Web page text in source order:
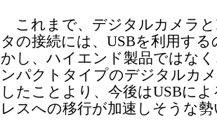
これまで、デジタルカメラ
タの接続には、USBを利用す
かし、ハイエンド製品ではな
ンパクトタイプのデジタルカ
したことより、今後はUSBに
レスへの移行が加速しそうな